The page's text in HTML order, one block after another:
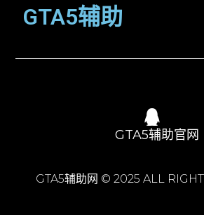
GTA5辅助
GTA5辅助官网
GTA5辅助网 © 2025 ALL